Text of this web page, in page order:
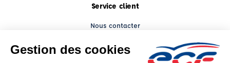
Service client
Nous contacter
Espace client